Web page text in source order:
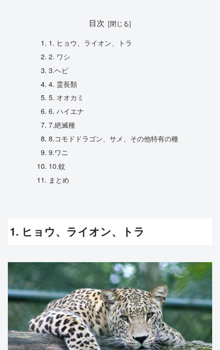
目次
1. ヒョウ、ライオン、トラ
2. ワシ
3.ヘビ
4. 霊長類
5. オオカミ
6. ハイエナ
7.絶滅種
8.コモドドラゴン、サメ、その他特有の種
9.ワニ
10.蚊
まとめ
1. ヒョウ、ライオン、トラ